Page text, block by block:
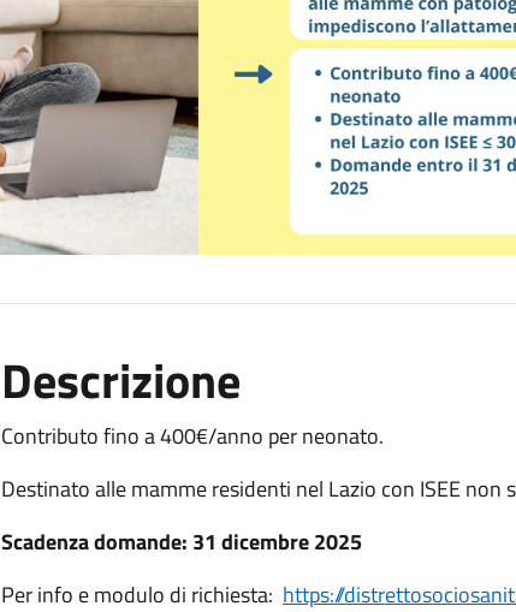
Descrizione
Contributo fino a 400€/anno per neonato.
Destinato alle mamme residenti nel Lazio con ISEE non
Scadenza domande: 31 dicembre 2025
Per info e modulo di richiesta: https://